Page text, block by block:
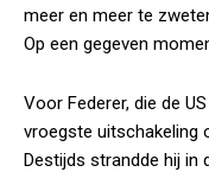
meer en meer te
Op een gegeven
Voor Federer, die de
vroegste uitschakeling
Destijds strandde hij in